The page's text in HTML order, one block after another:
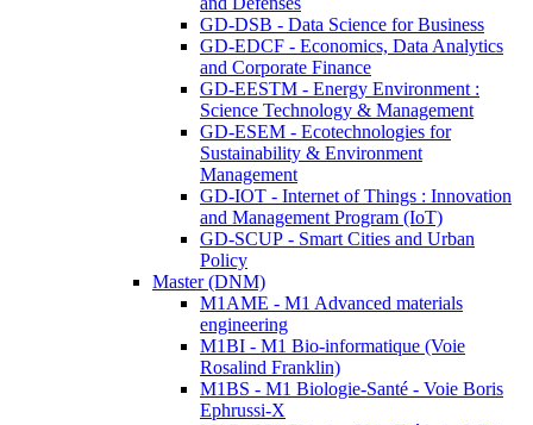
GD-DSB - Data Science for Business
GD-EDCF - Economics, Data Analytics
and Corporate Finance
GD-EESTM - Energy Environment :
Science Technology & Management
GD-ESEM - Ecotechnologies for
Sustainability & Environment
Management
GD-IOT - Internet of Things : Innovation
and Management Program (IoT)
GD-SCUP - Smart Cities and Urban
Policy
Master (DNM)
M1AME - M1 Advanced materials
engineering
M1BI - M1 Bio-informatique (Voie
Rosalind Franklin)
M1BS - M1 Biologie-Santé - Voie Boris
Ephrussi-X